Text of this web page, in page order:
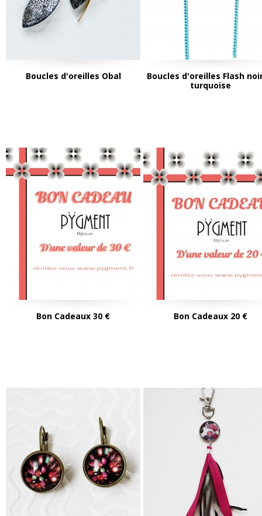
Boucles d'oreilles Obal
Boucles d'oreilles Flash
turquoise
Bon Cadeaux 30 € Bon Cadeaux 20 €